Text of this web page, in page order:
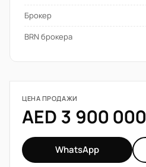
Брокер
BRN брокера
ЦЕНА ПРОДАЖИ
AED 3 900 000
WhatsApp